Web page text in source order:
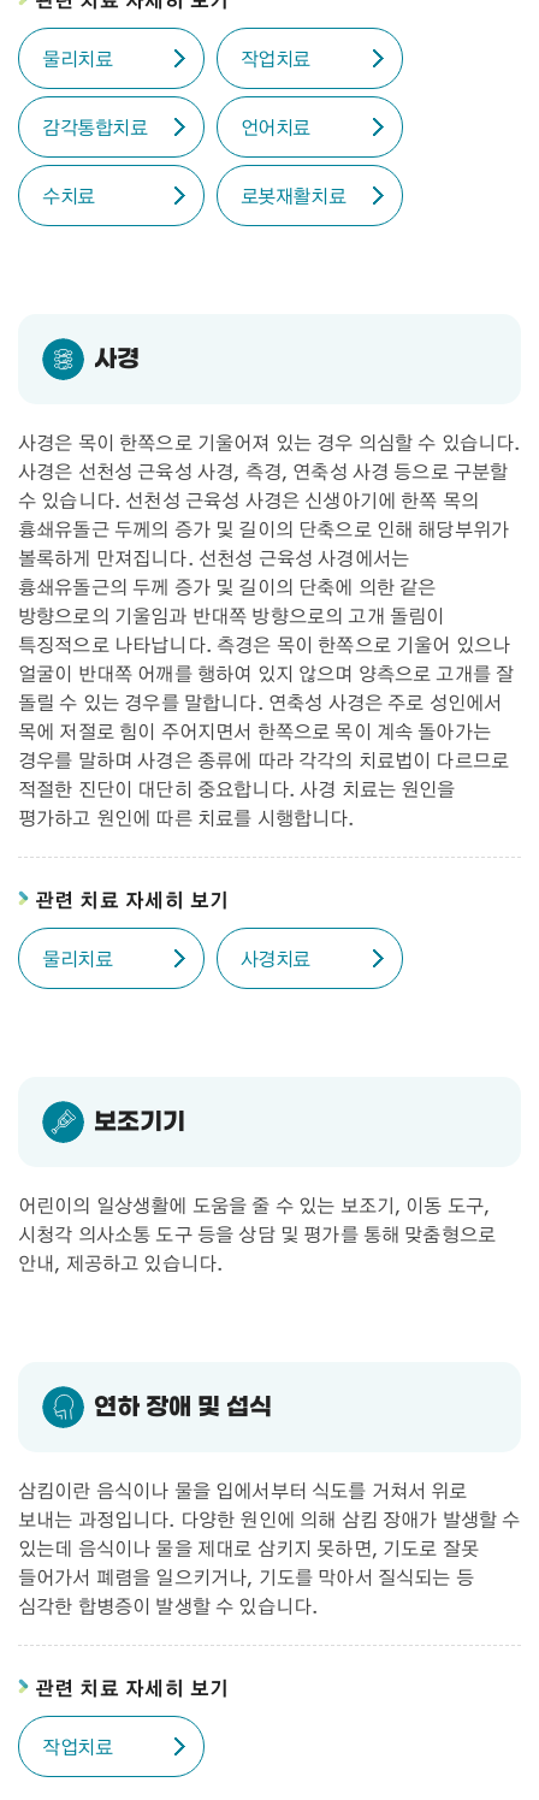
물리치료 작업치료
감각통합치료 언어치료
수치료 로봇재활치료
사경
사경은 목이 한쪽으로 기울어져 있는 경우 의심할 수 있습니다.
사경은 선천성 근육성 사경, 측경, 연축성 사경 등으로 구분할
수 있습니다. 선천성 근육성 사경은 신생아기에 한쪽 목의
흉쇄유돌근 두께의 증가 및 길이의 단축으로 인해 해당부위가
볼록하게 만져집니다. 선천성 근육성 사경에서는
흉쇄유돌근의 두께 증가 및 길이의 단축에 의한 같은
방향으로의 기울임과 반대쪽 방향으로의 고개 돌림이
특징적으로 나타납니다. 측경은 목이 한쪽으로 기울어 있으나
얼굴이 반대쪽 어깨를 행하여 있지 않으며 양측으로 고개를 잘
돌릴 수 있는 경우를 말합니다. 연축성 사경은 주로 성인에서
목에 저절로 힘이 주어지면서 한쪽으로 목이 계속 돌아가는
경우를 말하며 사경은 종류에 따라 각각의 치료법이 다르므로
적절한 진단이 대단히 중요합니다. 사경 치료는 원인을
평가하고 원인에 따른 치료를 시행합니다.
관련 치료 자세히 보기
물리치료 사경치료
보조기기
어린이의 일상생활에 도움을 줄 수 있는 보조기, 이동 도구,
시청각 의사소통 도구 등을 상담 및 평가를 통해 맞춤형으로
안내, 제공하고 있습니다.
연하 장애 및 섭식
삼킴이란 음식이나 물을 입에서부터 식도를 거쳐서 위로
보내는 과정입니다. 다양한 원인에 의해 삼킴 장애가 발생할 수
있는데 음식이나 물을 제대로 삼키지 못하면, 기도로 잘못
들어가서 폐렴을 일으키거나, 기도를 막아서 질식되는 등
심각한 합병증이 발생할 수 있습니다.
관련 치료 자세히 보기
작업치료